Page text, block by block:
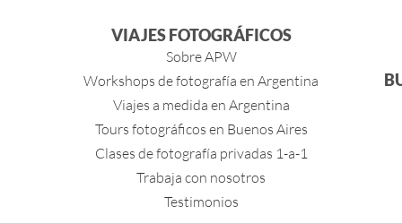
VIAJES FOTOGRÁFICOS
Sobre APW
Workshops de fotografía en Argentina
Viajes a medida en Argentina
Tours fotográficos en Buenos Aires
Clases de fotografía privadas 1-a-1
Trabaja con nosotros
Testimonios